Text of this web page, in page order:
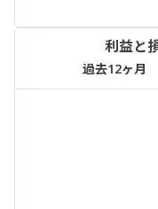
利益と
過去12ヶ月